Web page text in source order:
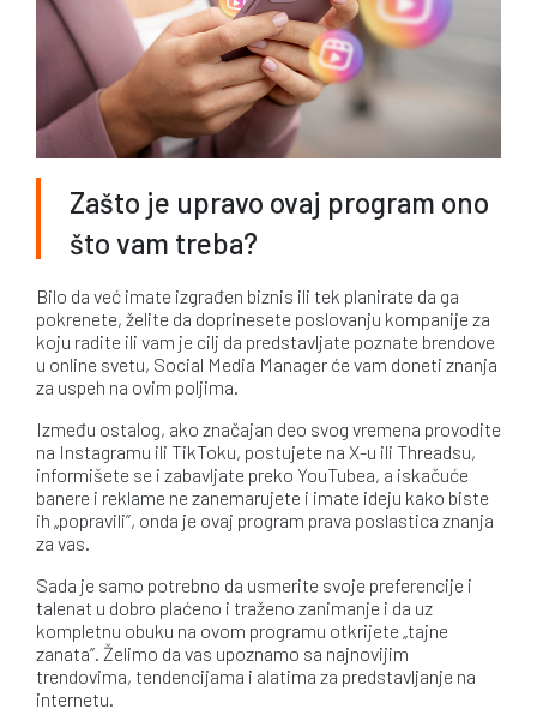
Zašto je upravo ovaj program ono
što vam treba?
Bilo da već imate izgrađen biznis ili tek planirate da ga
pokrenete, želite da doprinesete poslovanju kompanije za
koju radite ili vam je cilj da predstavljate poznate brendove
u online svetu, Social Media Manager će vam doneti znanja
za uspeh na ovim poljima.
Između ostalog, ako značajan deo svog vremena provodite
na Instagramu ili TikToku, postujete na X-u ili Threadsu,
informišete se i zabavljate preko YouTubea, a iskačuće
banere i reklame ne zanemarujete i imate ideju kako biste
ih „popravili”, onda je ovaj program prava poslastica znanja
za vas.
Sada je samo potrebno da usmerite svoje preferencije i
talenat u dobro plaćeno i traženo zanimanje i da uz
kompletnu obuku na ovom programu otkrijete „tajne
zanata”. Želimo da vas upoznamo sa najnovijim
trendovima, tendencijama i alatima za predstavljanje na
internetu.